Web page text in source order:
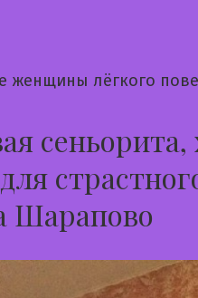
женщины лёгкого
сеньорита,
Шарапово